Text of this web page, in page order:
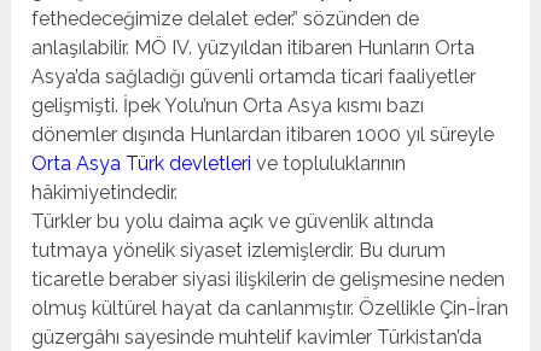
fethedeceğimize delalet eder.” sözünden de
anlaşılabilir. MÖ IV. yüzyıldan itibaren Hunların Orta
Asya’da sağladığı güvenli ortamda ticari faaliyetler
gelişmişti. İpek Yolu’nun Orta Asya kısmı bazı
dönemler dışında Hunlardan itibaren 1000 yıl süreyle
Orta Asya Türk devletleri ve topluluklarının
hâkimiyetindedir.
Türkler bu yolu daima açık ve güvenlik altında
tutmaya yönelik siyaset izlemişlerdir. Bu durum
ticaretle beraber siyasi ilişkilerin de gelişmesine neden
olmuş kültürel hayat da canlanmıştır. Özellikle Çin-İran
güzergâhı sayesinde muhtelif kavimler Türkistan’da